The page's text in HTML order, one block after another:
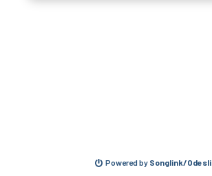
Powered by Songlink/Odesli